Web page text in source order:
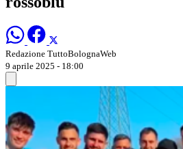
Redazione TuttoBolognaWeb
9 aprile 2025 - 18:00